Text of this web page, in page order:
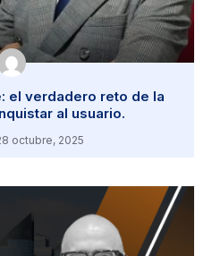
el verdadero reto de la
al usuario.
octubre, 2025